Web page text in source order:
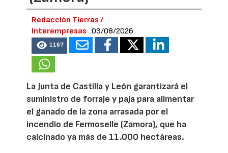
Redacción Tierras /
Interempresas
03/08/2026
1167
La Junta de Castilla y León garantizará el
suministro de forraje y paja para alimentar
el ganado de la zona arrasada por el
incendio de Fermoselle (Zamora), que ha
calcinado ya más de 11.000 hectáreas.